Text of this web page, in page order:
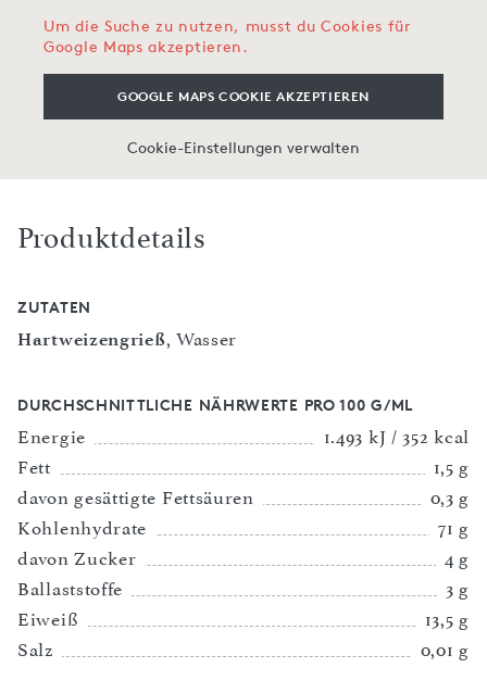
Um die Suche zu nutzen, musst du Cookies für
Google Maps akzeptieren.
GOOGLE MAPS COOKIE AKZEPTIEREN
Cookie-Einstellungen verwalten
Produktdetails
ZUTATEN
Hartweizengrieß, Wasser
DURCHSCHNITTLICHE NÄHRWERTE PRO 100 G/ML
Energie
1.493 kJ / 352 kcal
Fett
1,5 g
davon gesättigte Fettsäuren
0,3 g
Kohlenhydrate
71 g
davon Zucker
4 g
Ballaststoffe
3 g
Eiweiß
13,5 g
Salz
0,01 g